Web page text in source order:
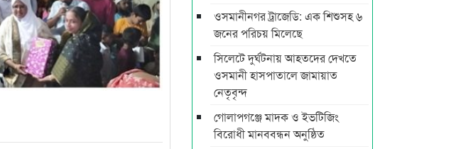
ওসমানীনগর ট্রাজেডি: এক শিশুসহ ৬
জনের পরিচয় মিলেছে
সিলেটে দুর্ঘটনায় আহতদের দেখতে
ওসমানী হাসপাতালে জামায়াত
নেতৃবৃন্দ
গোলাপগঞ্জে মাদক ও ইভটিজিং
বিরোধী মানববন্ধন অনুষ্ঠিত